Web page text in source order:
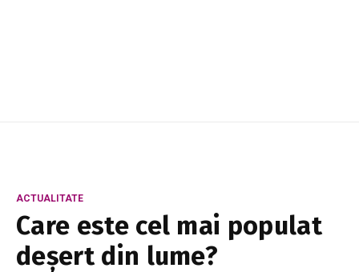
ACTUALITATE
Care este cel mai populat
deșert din lume?